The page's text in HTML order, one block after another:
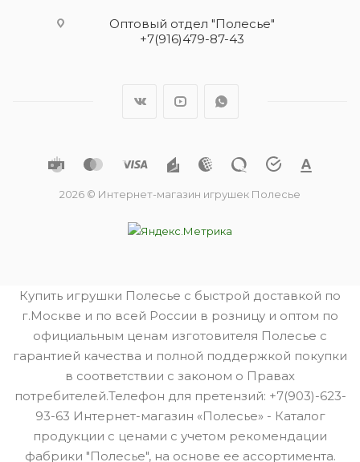
Оптовый отдел "Полесье"
+7(916)479-87-43
2026 © Интернет-магазин игрушек Полесье
Купить игрушки Полесье с быстрой доставкой по
г.Москве и по всей России в розницу и оптом по
официальным ценам изготовителя Полесье с
гарантией качества и полной поддержкой покупки
в соответствии с законом о Правах
потребителей.Телефон для претензий: +7(903)-623-
93-63 Интернет-магазин «Полесье» - Каталог
продукции с ценами с учетом рекомендации
фабрики "Полесье", на основе ее ассортимента.